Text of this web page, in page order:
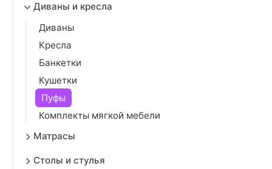
Диваны и кресла
Диваны
Кресла
Банкетки
Кушетки
Пуфы
Комплекты мягкой мебели
Матрасы
Столы и стулья